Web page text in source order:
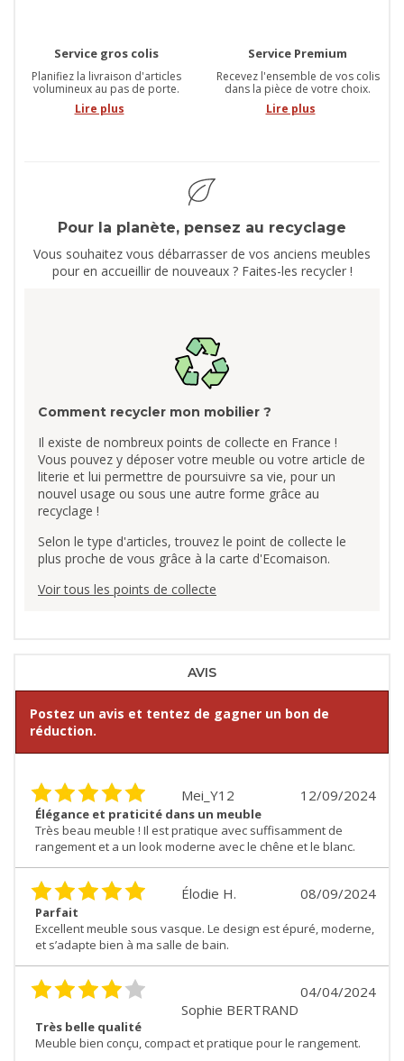
Service gros colis
Planifiez la livraison d'articles
volumineux au pas de porte.
Lire plus
Service Premium
Recevez l'ensemble de vos colis
dans la pièce de votre choix.
Lire plus
Pour la planète, pensez au recyclage
Vous souhaitez vous débarrasser de vos anciens meubles
pour en accueillir de nouveaux ? Faites-les recycler !
Comment recycler mon mobilier ?
Il existe de nombreux points de collecte en France !
Vous pouvez y déposer votre meuble ou votre article de
literie et lui permettre de poursuivre sa vie, pour un
nouvel usage ou sous une autre forme grâce au
recyclage !
Selon le type d'articles, trouvez le point de collecte le
plus proche de vous grâce à la carte d'Ecomaison.
Voir tous les points de collecte
AVIS
Postez un avis et tentez de gagner un bon de
réduction.
12/09/2024
Mei_Y12
Élégance et praticité dans un meuble
Très beau meuble ! Il est pratique avec suffisamment de
rangement et a un look moderne avec le chêne et le blanc.
08/09/2024
Élodie H.
Parfait
Excellent meuble sous vasque. Le design est épuré, moderne,
et s’adapte bien à ma salle de bain.
04/04/2024
Sophie BERTRAND
Très belle qualité
Meuble bien conçu, compact et pratique pour le rangement.